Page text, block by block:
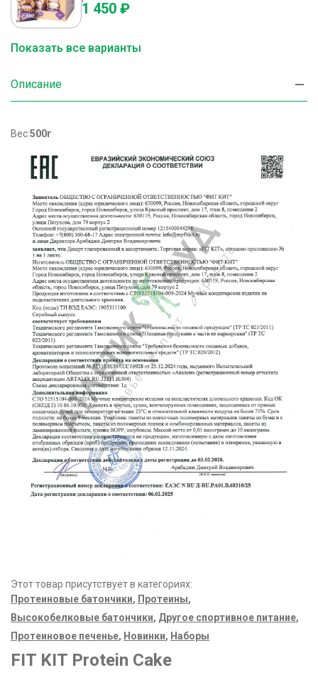
1 450 ₽
Показать все варианты
Описание
Вес:500г
Этот товар присутствует в категориях:
Протеиновые батончики, Протеины,
Высокобелковые батончики, Другое спортивное питание,
Протеиновое печенье, Новинки, Наборы
FIT KIT Protein Cake